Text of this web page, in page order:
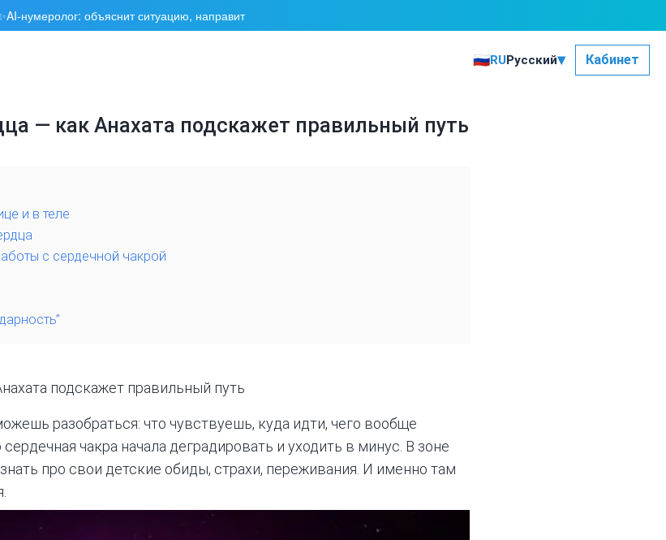
🇷🇺RUРусский▾ Кабинет
— как Анахата подскажет правильный путь
и в теле
с сердечной чакрой
подскажет правильный путь
разобраться: что чувствуешь, куда идти, чего вообще
чакра начала деградировать и уходить в минус. В зоне
про свои детские обиды, страхи, переживания. И именно там
AI-нумеролог: объяснит ситуацию, направит